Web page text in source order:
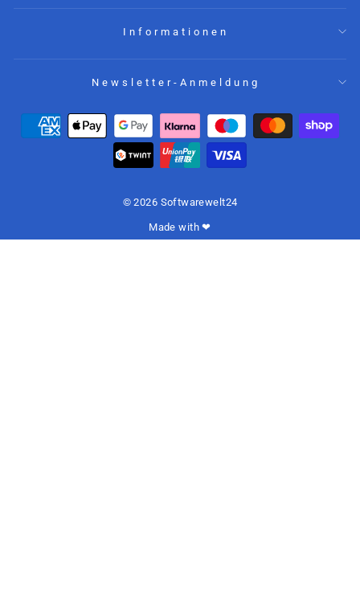
Informationen
Newsletter-Anmeldung
© 2026 Softwarewelt24
Made with ❤